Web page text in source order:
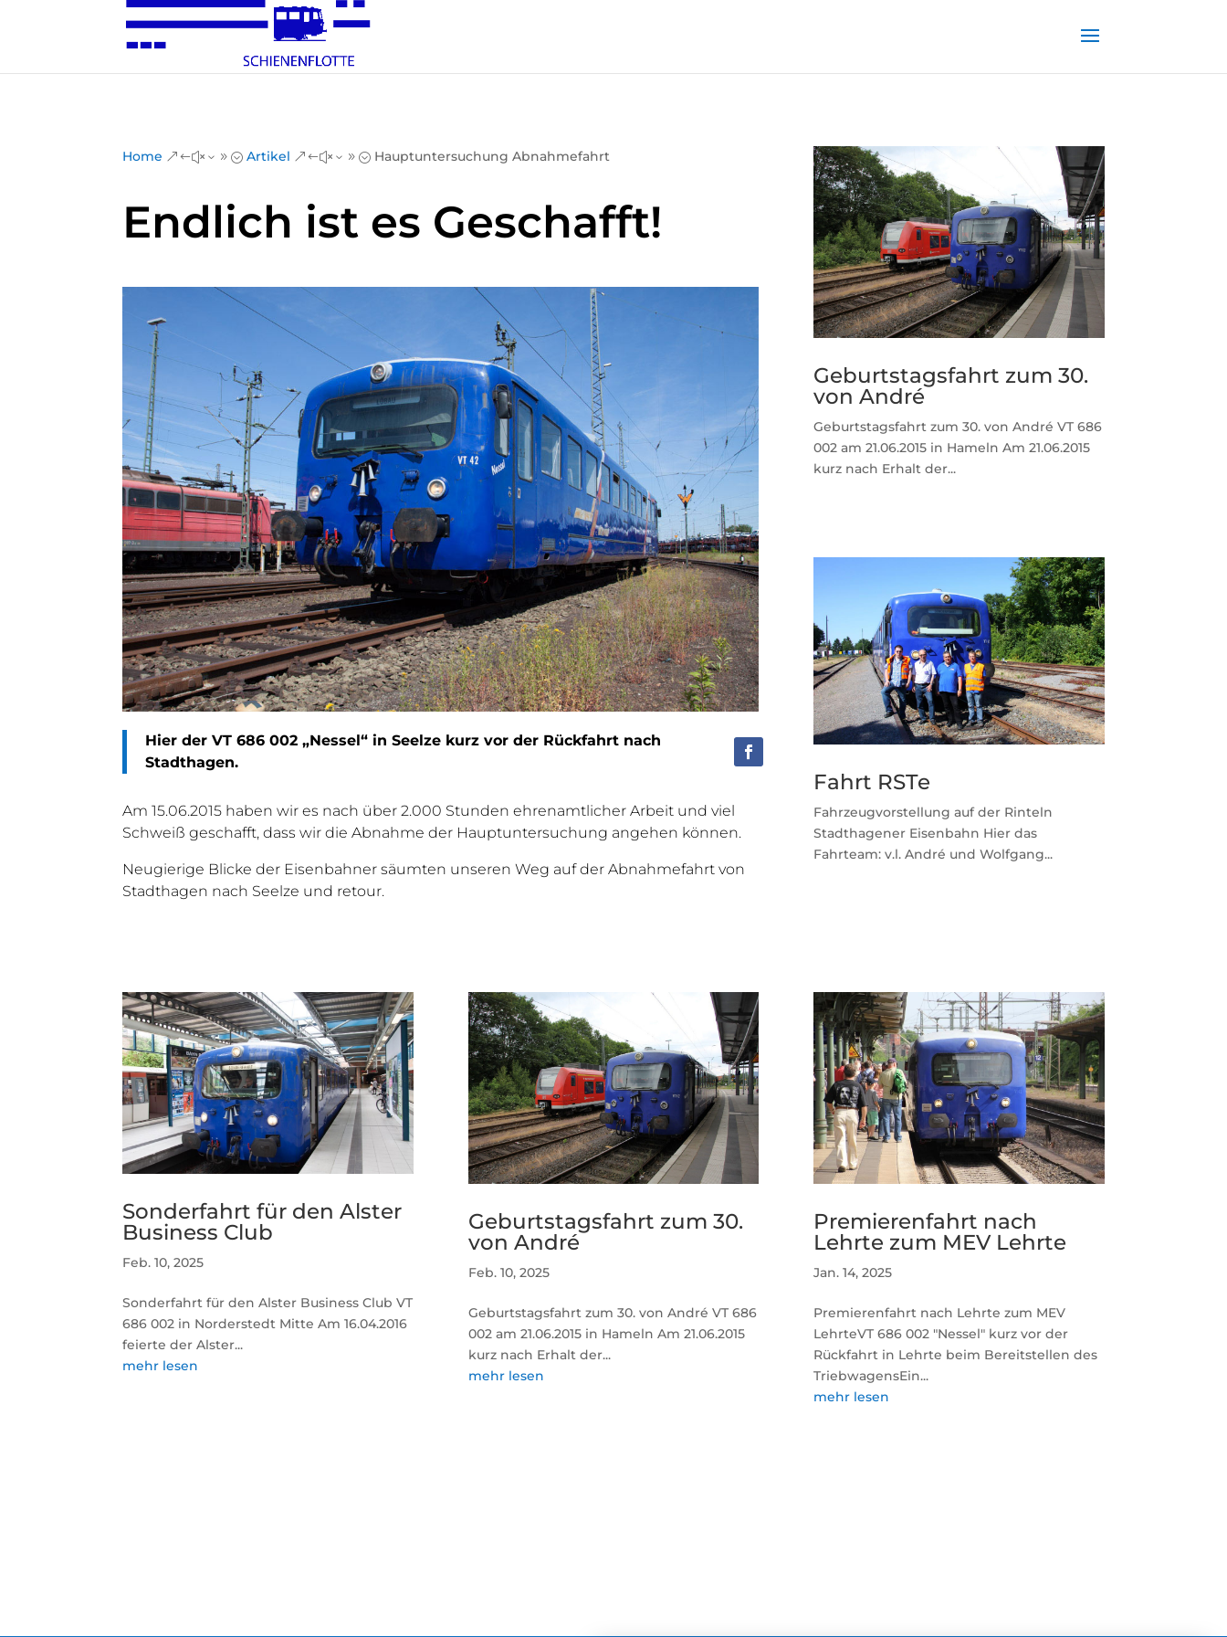
Home &#x39; Artikel &#x39; Hauptuntersuchung Abnahmefahrt
Endlich ist es Geschafft!
Hier der VT 686 002 „Nessel“ in Seelze kurz vor der Rückfahrt nach
Stadthagen.
Am 15.06.2015 haben wir es nach über 2.000 Stunden ehrenamtlicher Arbeit und viel
Schweiß geschafft, dass wir die Abnahme der Hauptuntersuchung angehen können.
Neugierige Blicke der Eisenbahner säumten unseren Weg auf der Abnahmefahrt von
Stadthagen nach Seelze und retour.
Geburtstagsfahrt zum 30.
von André
Geburtstagsfahrt zum 30. von André VT 686
002 am 21.06.2015 in Hameln Am 21.06.2015
kurz nach Erhalt der...
Fahrt RSTe
Fahrzeugvorstellung auf der Rinteln
Stadthagener Eisenbahn Hier das
Fahrteam: v.l. André und Wolfgang...
Sonderfahrt für den Alster
Business Club
Feb. 10, 2025
Sonderfahrt für den Alster Business Club VT
686 002 in Norderstedt Mitte Am 16.04.2016
feierte der Alster...
mehr lesen
Geburtstagsfahrt zum 30.
von André
Feb. 10, 2025
Geburtstagsfahrt zum 30. von André VT 686
002 am 21.06.2015 in Hameln Am 21.06.2015
kurz nach Erhalt der...
mehr lesen
Premierenfahrt nach
Lehrte zum MEV Lehrte
Jan. 14, 2025
Premierenfahrt nach Lehrte zum MEV
LehrteVT 686 002 "Nessel" kurz vor der
Rückfahrt in Lehrte beim Bereitstellen des
TriebwagensEin...
mehr lesen